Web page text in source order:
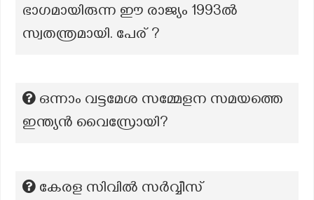
ഭാഗമായിരുന്ന ഈ രാജ്യം 1993ൽ
സ്വതന്ത്രമായി. പേര് ?
ഒന്നാം വട്ടമേശ സമ്മേളന സമയത്തെ
ഇന്ത്യൻ വൈസ്രോയി?
കേരള സിവില്‍ സര്‍വ്വീസ്